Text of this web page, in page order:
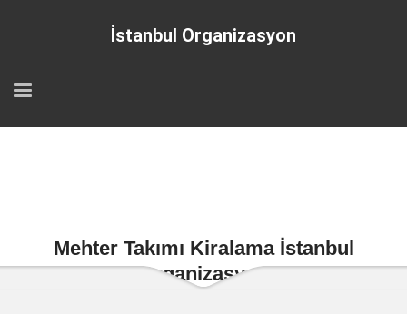
İstanbul Organizasyon
Mehter Takımı Kiralama İstanbul
Organizasyon